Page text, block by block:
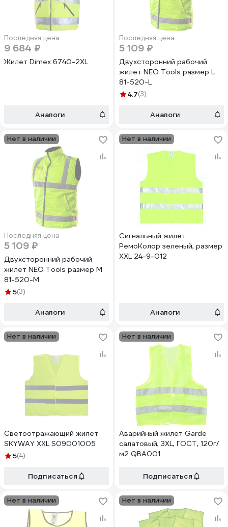
Последняя цена
9 684 ₽
Жилет Dimex 6740-2XL
Аналоги
Последняя цена
5 109 ₽
Двухсторонний рабочий
жилет NEO Tools pазмер L
81-520-L
4.7(3)
Аналоги
Нет в наличии
Последняя цена
5 109 ₽
Двухсторонний рабочий
жилет NEO Tools pазмер M
81-520-M
5(3)
Аналоги
Нет в наличии
Сигнальный жилет
РемоКолор зеленый, размер
XXL 24-9-012
Аналоги
Нет в наличии
Светоотражающий жилет
SKYWAY XXL S09001005
5(4)
Подписаться
Нет в наличии
Аварийный жилет Garde
салатовый, 3XL, ГОСТ, 120г/
м2 QBA001
Подписаться
Нет в наличии Нет в наличии